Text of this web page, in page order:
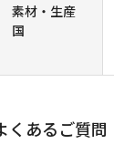
素材・生産
国
くあるご質問